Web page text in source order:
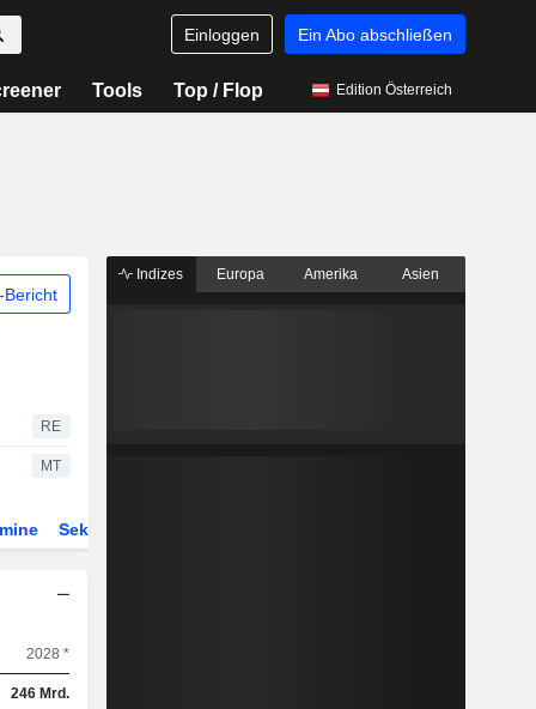
Einloggen Ein Abo abschließen
Tools Top / Flop Edition Österreich
Bericht
RE
MT
Sektor
2028 *
246 Mrd.
Indizes Europa Amerika Asien